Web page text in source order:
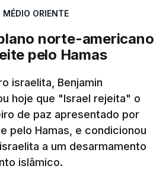
desarmamento do Hamas.
do canal de
que também teve
a reunião, ficou por decidir a
Israel para a entrada em
de Estabilização, um
proposto no âmbito do
por Trump.
MÉDIO ORIENTE
norte-americano
pelo Hamas
israelita, Benjamin
hoje que "Israel rejeita" o
de paz apresentado por
pelo Hamas, e condicionou
a um desarmamento
islâmico.